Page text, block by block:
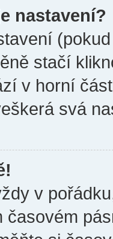
nastavení?
stačí
v horní
svá
v
časovém